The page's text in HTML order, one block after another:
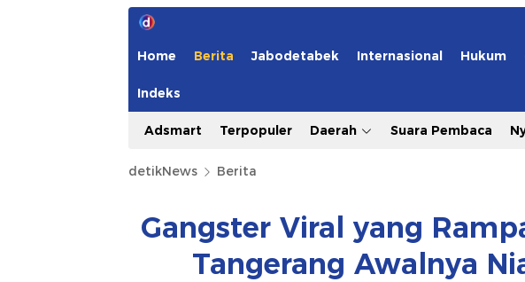
Home Berita Jabodetabek Internasional Hukum
Indeks
Adsmart Terpopuler Daerah Suara Pembaca
detikNews Berita
Gangster Viral yang
Tangerang Awalnya